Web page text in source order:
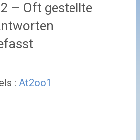
– Oft gestellte
: At2oo1